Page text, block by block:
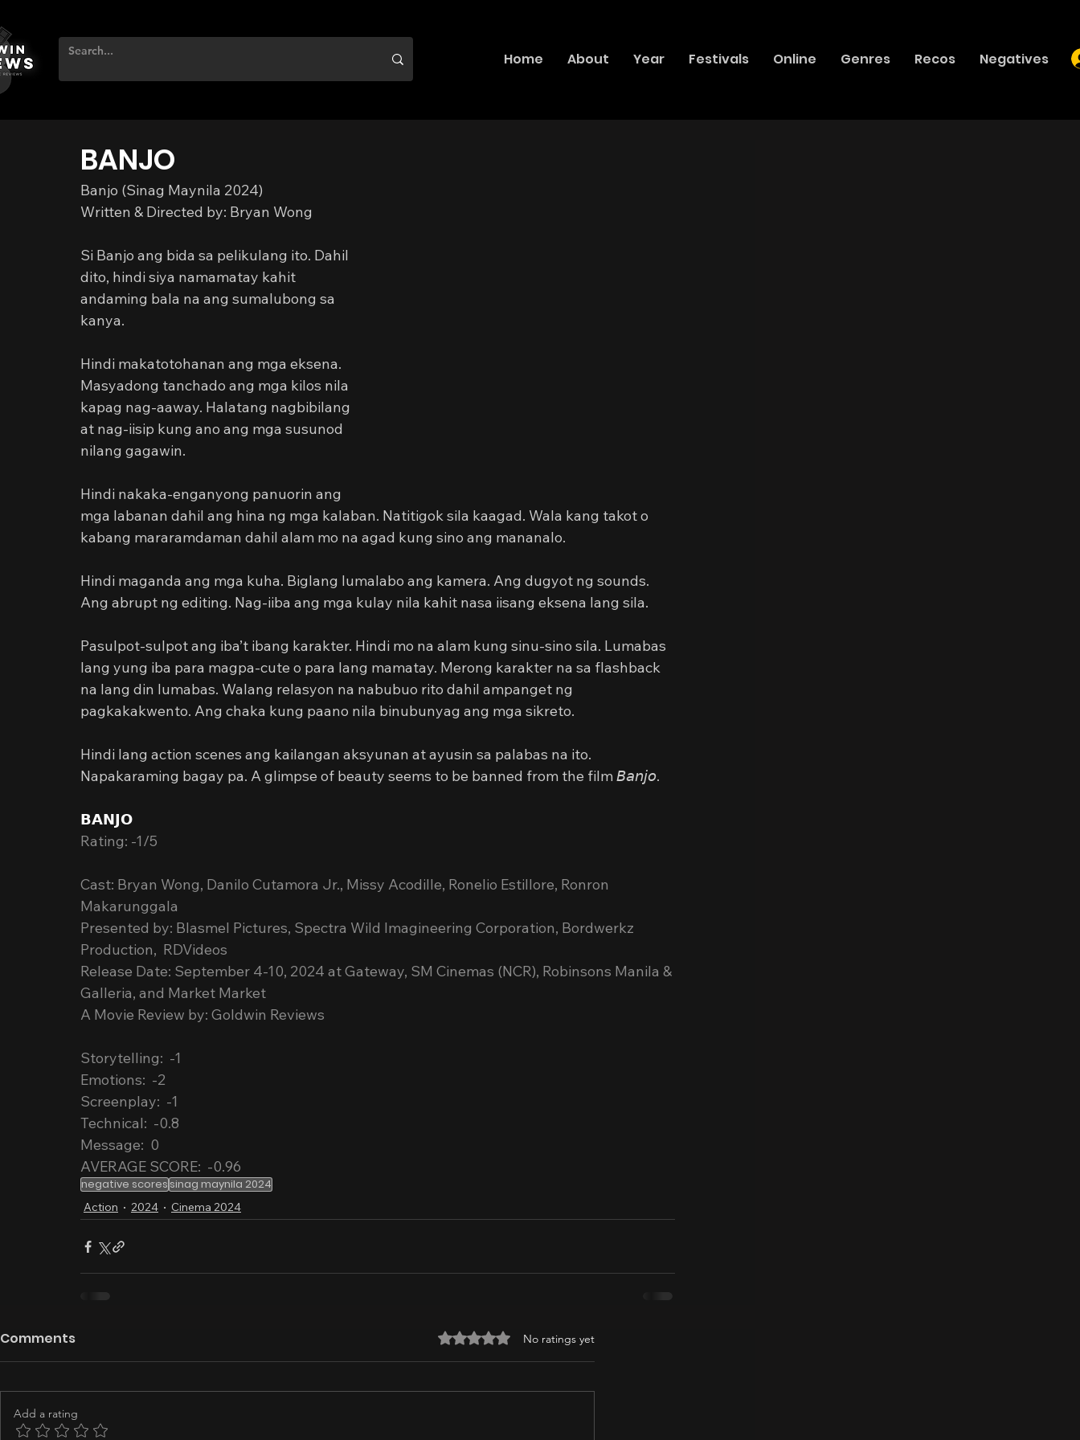
Home About Year Festivals Online Genres Recos Negatives
BANJO
Banjo (Sinag Maynila 2024)
Written & Directed by: Bryan Wong
Si Banjo ang bida sa pelikulang ito. Dahil
dito, hindi siya namamatay kahit
andaming bala na ang sumalubong sa
kanya.
Hindi makatotohanan ang mga eksena.
Masyadong tanchado ang mga kilos nila
kapag nag-aaway. Halatang nagbibilang
at nag-iisip kung ano ang mga susunod
nilang gagawin.
Hindi nakaka-enganyong panuorin ang
mga labanan dahil ang hina ng mga kalaban. Natitigok sila kaagad. Wala kang takot o
kabang mararamdaman dahil alam mo na agad kung sino ang mananalo.
Hindi maganda ang mga kuha. Biglang lumalabo ang kamera. Ang dugyot ng sounds.
Ang abrupt ng editing. Nag-iiba ang mga kulay nila kahit nasa iisang eksena lang sila.
Pasulpot-sulpot ang iba’t ibang karakter. Hindi mo na alam kung sinu-sino sila. Lumabas
lang yung iba para magpa-cute o para lang mamatay. Merong karakter na sa flashback
na lang din lumabas. Walang relasyon na nabubuo rito dahil ampanget ng
pagkakakwento. Ang chaka kung paano nila binubunyag ang mga sikreto.
Hindi lang action scenes ang kailangan aksyunan at ayusin sa palabas na ito.
Napakaraming bagay pa. A glimpse of beauty seems to be banned from the film 𝘉𝘢𝘯𝘫𝘰.
𝗕𝗔𝗡𝗝𝗢
Rating: -1/5
Cast: Bryan Wong, Danilo Cutamora Jr., Missy Acodille, Ronelio Estillore, Ronron
Makarunggala
Presented by: Blasmel Pictures, Spectra Wild Imagineering Corporation, Bordwerkz
Production,  RDVideos
Release Date: September 4-10, 2024 at Gateway, SM Cinemas (NCR), Robinsons Manila &
Galleria, and Market Market
A Movie Review by: Goldwin Reviews
Storytelling:  -1
Emotions:  -2
Screenplay:  -1
Technical:  -0.8
Message:  0
AVERAGE SCORE:  -0.96
negative scoressinag maynila 2024
Action 2024 Cinema 2024
Comments Rated 0 out of 5 stars.
No ratings yet
Add a rating